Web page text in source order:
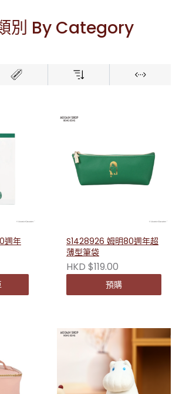
別 By Category
週年
S1428926 姆明80週年超
薄型筆袋
HKD $119.00
預購